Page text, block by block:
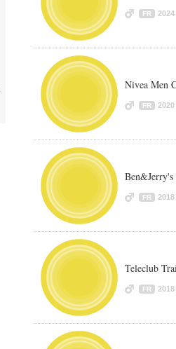
FR 2024
Nivea Men
FR 2020
Ben&Jerry's
FR 2018
Teleclub
FR 2018